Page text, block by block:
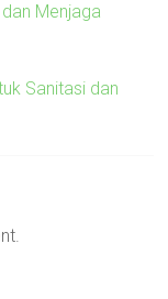
Menjaga
Sanitasi dan